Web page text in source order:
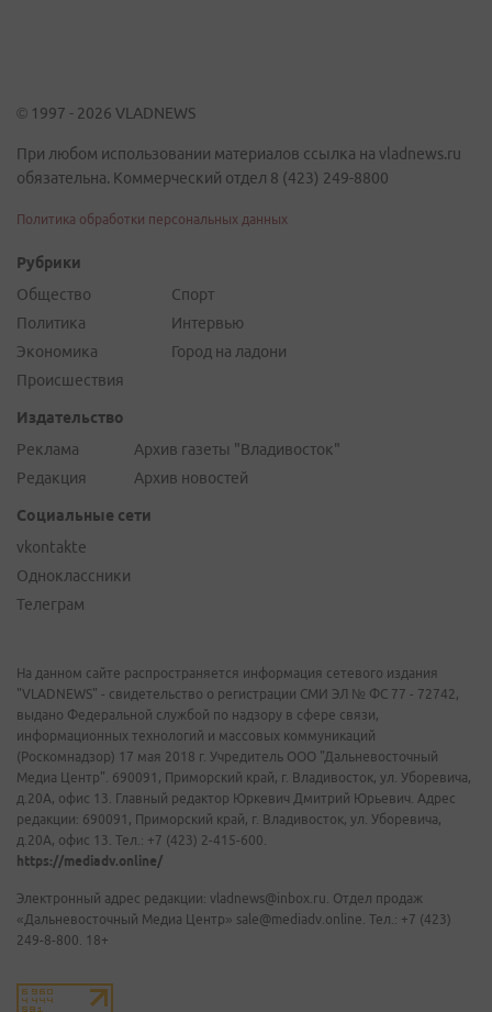
© 1997 - 2026 VLADNEWS
При любом использовании материалов ссылка на vladnews.ru
обязательна. Коммерческий отдел 8 (423) 249-8800
Политика обработки персональных данных
Рубрики
Общество
Политика
Экономика
Происшествия
Спорт
Интервью
Город на ладони
Издательство
Реклама
Редакция
Архив газеты "Владивосток"
Архив новостей
Социальные сети
vkontakte
Одноклассники
Телеграм
На данном сайте распространяется информация сетевого издания
"VLADNEWS" - свидетельство о регистрации СМИ ЭЛ № ФС 77 - 72742,
выдано Федеральной службой по надзору в сфере связи,
информационных технологий и массовых коммуникаций
(Роскомнадзор) 17 мая 2018 г. Учредитель ООО "Дальневосточный
Медиа Центр". 690091, Приморский край, г. Владивосток, ул. Уборевича,
д.20А, офис 13. Главный редактор Юркевич Дмитрий Юрьевич. Адрес
редакции: 690091, Приморский край, г. Владивосток, ул. Уборевича,
д.20А, офис 13. Тел.: +7 (423) 2-415-600.
https://mediadv.online/
Электронный адрес редакции: vladnews@inbox.ru. Отдел продаж
«Дальневосточный Медиа Центр» sale@mediadv.online. Тел.: +7 (423)
249-8-800. 18+